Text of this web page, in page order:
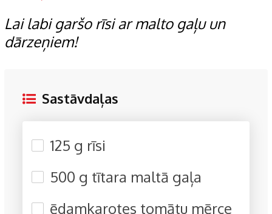
Lai labi garšo rīsi ar malto gaļu un
dārzeņiem!
Sastāvdaļas
125 g rīsi
500 g tītara maltā gaļa
ēdamkarotes tomātu mērce